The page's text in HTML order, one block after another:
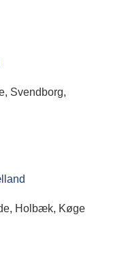
Svendborg,
Holbæk, Køge